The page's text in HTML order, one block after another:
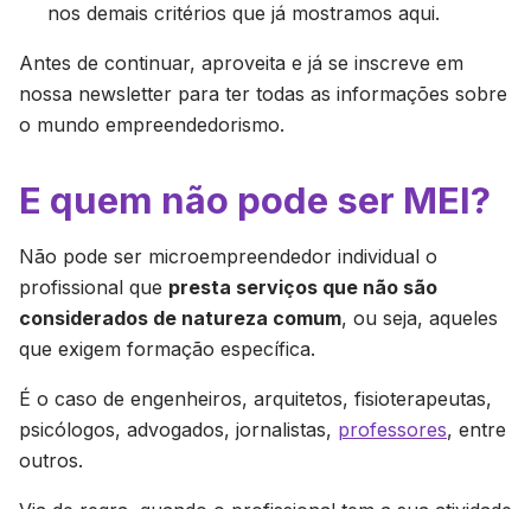
nos demais critérios que já mostramos aqui.
Antes de continuar, aproveita e já se inscreve em
nossa newsletter para ter todas as informações sobre
o mundo empreendedorismo.
E quem não pode ser MEI?
Não pode ser microempreendedor individual o
profissional que presta serviços que não são
considerados de natureza comum, ou seja, aqueles
que exigem formação específica.
É o caso de engenheiros, arquitetos, fisioterapeutas,
psicólogos, advogados, jornalistas, professores, entre
outros.